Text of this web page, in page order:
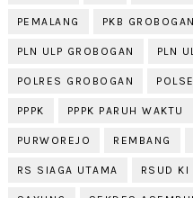
PEMALANG PKB GROBOGAN
PLN ULP GROBOGAN PLN
POLRES GROBOGAN
PPPK PPPK PARUH WAKTU
PURWOREJO REMBANG
RS SIAGA UTAMA RSUD KI